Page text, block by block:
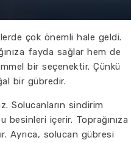
çok önemli hale geldi.
fayda sağlar hem de
bir seçenektir. Çünkü
bir gübredir.
Solucanların sindirim
içerir. Toprağınıza
Ayrıca, solucan gübresi